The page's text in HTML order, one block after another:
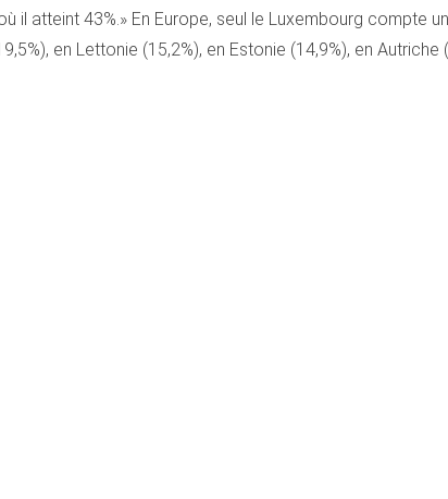
il atteint 43%.» En Europe, seul le Luxembourg compte
en Lettonie (15,2%), en Estonie (14,9%), en Autriche